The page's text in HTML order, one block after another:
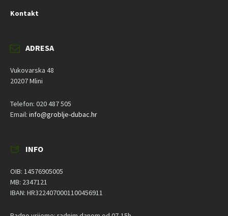
Kontakt
ADRESA
Vukovarska 48
20207 Mlini
Telefon: 020 487 505
Email: info@groblje-dubac.hr
INFO
OIB: 14576905005
MB: 2347121
IBAN: HR3224070001100456911